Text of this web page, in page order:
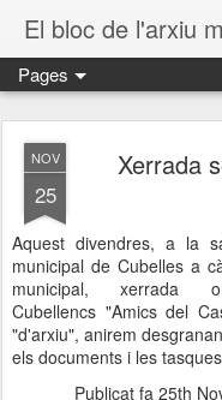
El bloc de l'arxiu
Pages
NOV
25
Xerrada
Aquest divendres, a la
municipal de Cubelles a
municipal, xerrada
Cubellencs "Amics del
"d'arxiu", anirem
els documents i les
Publicat fa 25th